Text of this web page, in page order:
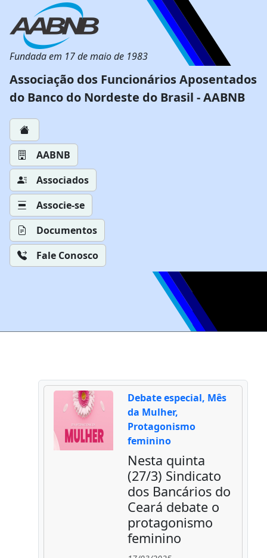
Fundada em 17 de maio de 1983
Associação dos Funcionários Aposentados
do Banco do Nordeste do Brasil - AABNB
AABNB
Associados
Associe-se
Documentos
Fale Conosco
Debate especial, Mês
da Mulher,
Protagonismo
feminino
Nesta quinta
(27/3) Sindicato
dos Bancários do
Ceará debate o
protagonismo
feminino